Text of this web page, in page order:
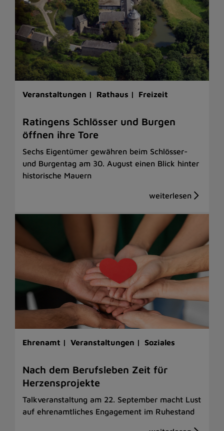
Veranstaltungen | Rathaus | Freizeit
Ratingens Schlösser und Burgen
öffnen ihre Tore
Sechs Eigentümer gewähren beim Schlösser-
und Burgentag am 30. August einen Blick hinter
historische Mauern
Ehrenamt | Veranstaltungen | Soziales
Nach dem Berufsleben Zeit für
Herzensprojekte
Talkveranstaltung am 22. September macht Lust
auf ehrenamtliches Engagement im Ruhestand